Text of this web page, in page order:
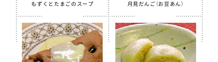
全学栄製品
全学栄すいせん製品
全学栄 豚レバーチップ
蒸し挽き割り大豆
もずくとたまごのスープ 月見だんご（お豆あん）